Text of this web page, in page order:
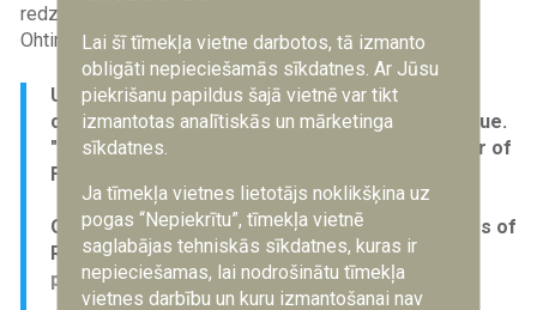
redzamas Krievijas apšaudes sekas Ukrainas pilsētā
Ohtirkā.
Ukraine is collecting evidence of Russian war
crimes in Ukraine and passing them to The Hague.
"Responsibility is inevitable" - Ukrainian Minister of
Foreign Affairs Dmytro Kuleba stated.
On photo from Defense Ministry: Consequences of
Russian shelling by hurricanes in Okhtyrka
pic.twitter.com/QibuUtOxc1
Lai šī tīmekļa vietne darbotos, tā izmanto
obligāti nepieciešamās sīkdatnes. Ar Jūsu
piekrišanu papildus šajā vietnē var tikt
izmantotas analītiskās un mārketinga
sīkdatnes.
Ja tīmekļa vietnes lietotājs noklikšķina uz
pogas “Nepiekrītu”, tīmekļa vietnē
saglabājas tehniskās sīkdatnes, kuras ir
nepieciešamas, lai nodrošinātu tīmekļa
vietnes darbību un kuru izmantošanai nav